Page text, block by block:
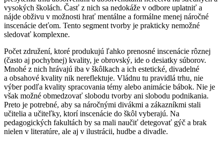
vysokých školách. Časť z nich sa nedokáže v odbore uplatniť a
nájde obživu v možnosti hrať mentálne a formálne menej náročné
inscenácie deťom. Tento segment tvorby je prakticky nemožné
sledovať komplexne.
Počet združení, ktoré produkujú ľahko prenosné inscenácie rôznej
(často aj pochybnej) kvality, je obrovský, ide o desiatky súborov.
Mnohé z nich hrávajú iba v škôlkach a ich estetické, divadelné
a obsahové kvality nik nereflektuje. Vládnu tu pravidlá trhu, nie
výber podľa kvality spracovania témy alebo animácie bábok. Nie je
však možné obmedzovať slobodu tvorby ani slobodu podnikania.
Preto je potrebné, aby sa náročnými divákmi a zákazníkmi stali
učitelia a učiteľky, ktorí inscenácie do škôl vyberajú. Na
pedagogických fakultách by sa mali naučiť detegovať gýč a brak
nielen v literatúre, ale aj v ilustrácii, hudbe a divadle.